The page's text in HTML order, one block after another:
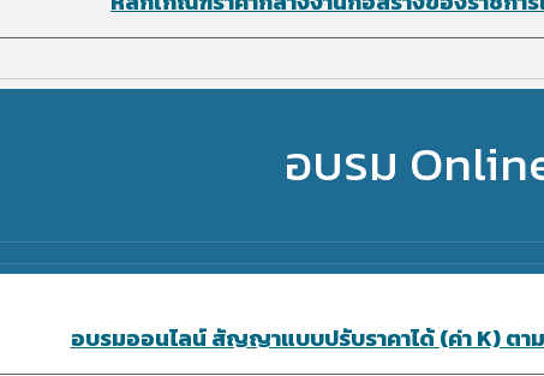
อบรม
อบรมออนไลน์ สัญญาแบบปรับราคาได้ (ค่า K) ตา